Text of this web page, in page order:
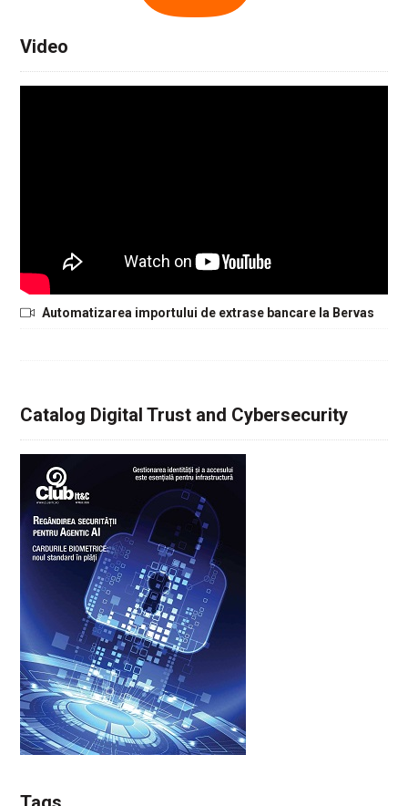
Video
Automatizarea importului de extrase bancare la Bervas
Catalog Digital Trust and Cybersecurity